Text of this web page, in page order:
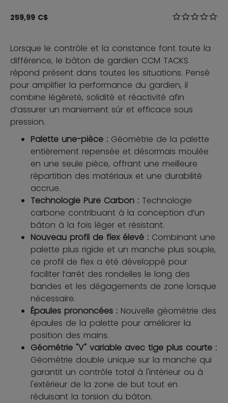
259,99 C$ 3,6 sur 5
Lorsque le contrôle et la constance font toute la
différence, le bâton de gardien CCM TACKS
répond présent dans toutes les situations. Pensé
pour amplifier la performance du gardien, il
combine légèreté, solidité et réactivité afin
d’assurer un maniement sûr et efficace sous
pression.
Palette une-pièce : Géométrie de la palette
entièrement repensée et désormais moulée
en une seule pièce, offrant une meilleure
répartition des matériaux et une durabilité
accrue.
Technologie Pure Carbon : Technologie
carbone contribuant à la conception d’un
bâton à la fois léger et résistant.
Nouveau profil de flex élevé : Combinant une
palette plus rigide et un manche plus souple,
ce profil de flex a été développé pour
faciliter l’arrêt des rondelles le long des
bandes et les dégagements de zone lorsque
nécessaire.
Épaules prononcées : Nouvelle géométrie des
épaules de la palette pour améliorer la
position des mains.
Géométrie "V" variable avec tige plus courte :
Géométrie double unique sur la manche qui
garantit un contrôle total à l'intérieur ou à
l'extérieur de la zone de but tout en
réduisant la torsion du bâton.